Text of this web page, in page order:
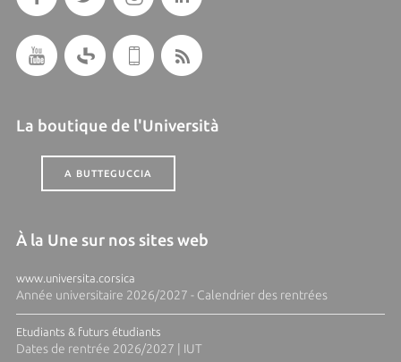
La boutique de l'Università
A BUTTEGUCCIA
À la Une sur nos sites web
www.universita.corsica
Année universitaire 2026/2027 - Calendrier des rentrées
Etudiants & futurs étudiants
Dates de rentrée 2026/2027 | IUT